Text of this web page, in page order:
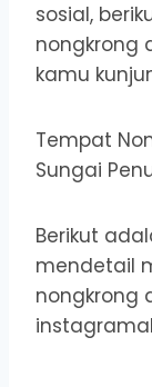
sosial,
nongkrong
kamu
Tempat
Sungai
Berikut
mendetail
nongkrong